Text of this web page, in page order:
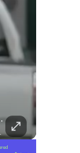
Presidencial?
biografía). ¿Qué impacto crees que tienen estas revelaciones en la trastienda del poder político? Te leemos en los comentarios. 💬👇🏼